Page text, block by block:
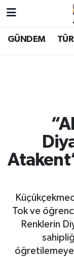
GÜNDEM
Tok ve
Renklerin